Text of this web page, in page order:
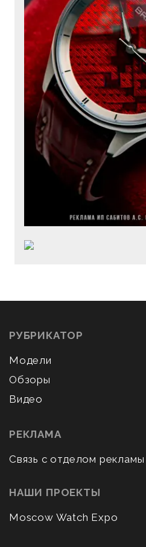
РУБРИКАТОР
Модели
Обзоры
Видео
РЕКЛАМА
Связь с отделом рекламы
НАШИ ПРОЕКТЫ
Moscow Watch Expo